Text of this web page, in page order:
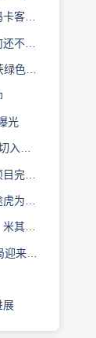
产能
气”？
企业奖
光
赛道
备案
店”？
洲近万吨订单
重塑
展